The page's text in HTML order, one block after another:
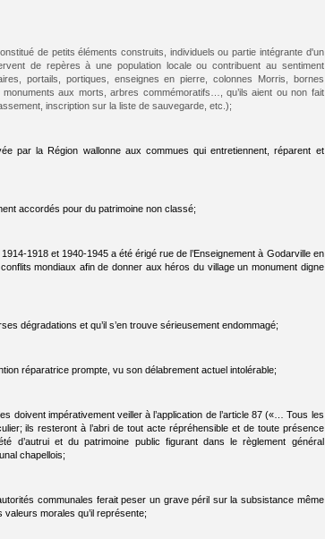
de petits éléments construits, individuels ou partie intégrante d'un
de repères à une population locale ou contribuent au sentiment
portails, portiques, enseignes en pierre, colonnes Morris, bornes
aux morts, arbres commémoratifs…, qu’ils aient ou non fait
inscription sur la liste de sauvegarde, etc.);
par la Région wallonne aux commues qui entretiennent, réparent et
accordés pour du patrimoine non classé;
et 1940‑1945 a été érigé rue de l’Enseignement à Godarville en
mondiaux afin de donner aux héros du village un monument digne
dégradations et qu’il s’en trouve sérieusement endommagé;
réparatrice prompte, vu son délabrement actuel intolérable;
doivent impérativement veiller à l’application de l’article 87 («… Tous les
ils resteront à l’abri de tout acte répréhensible et de toute présence
d’autrui et du patrimoine public figurant dans le règlement général
chapellois;
communales ferait peser un grave péril sur la subsistance même
morales qu’il représente;